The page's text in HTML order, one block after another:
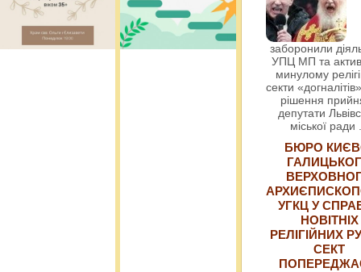
заборонили
УПЦ МП та
минулому
секти
рішення
депутати
міської ради
БЮРО
УГКЦ У
НОВІТНІХ
РЕЛІГІЙНИХ
СЕКТ